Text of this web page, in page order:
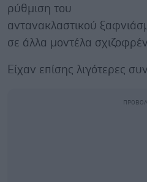
ρύθμιση του
αντανακλαστικού
σε άλλα μοντέλα
Είχαν επίσης λιγότερες